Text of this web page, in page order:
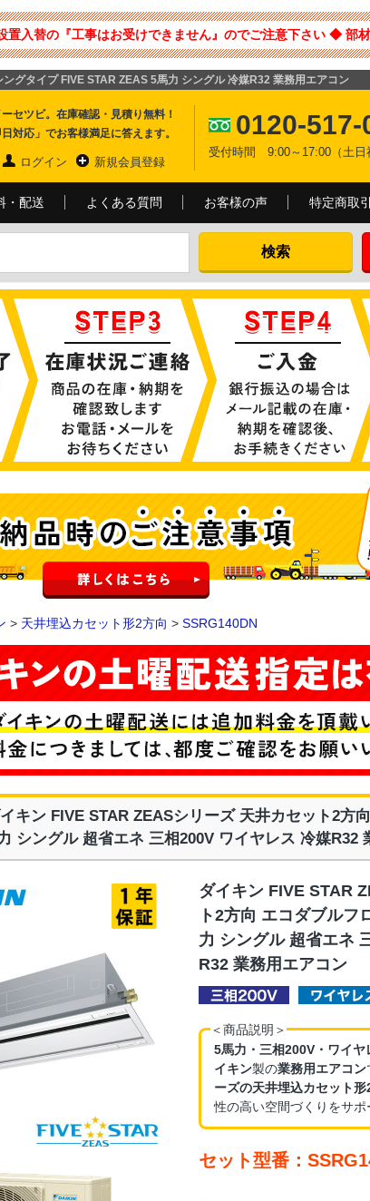
入替の『工事はお受けできません』のでご注意下さい ◆ 部
グタイプ FIVE STAR ZEAS 5馬力 シングル 冷媒R32 業務用エアコン
セツビ。在庫確認・見積り無料！
対応」でお客様満足に答えます。
ログイン 新規会員登録
0120-517-
受付時間 9:00～17:00（土日
・配送 よくある質問 お客様の声 特定商取引
> 天井埋込カセット形2方向 > SSRG140DN
キン FIVE STAR ZEASシリーズ 天井カセット2方
シングル 超省エネ 三相200V ワイヤレス 冷媒R32
ダイキン FIVE STAR
ト2方向 エコダブルフ
力 シングル 超省エネ
R32 業務用エアコン
＜商品説明＞
5馬力・三相200V・ワイヤ
イキン製の業務用エアコン
ーズの天井埋込カセット形
性の高い空間づくりをサポ
セット型番：